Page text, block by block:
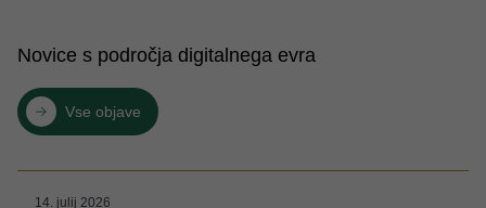
Novice s področja digitalnega evra
Vse objave
14. julij 2026